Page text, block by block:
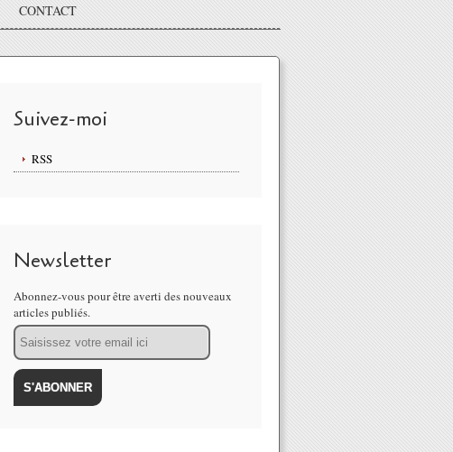
CONTACT
Suivez-moi
RSS
Newsletter
Abonnez-vous pour être averti des nouveaux
articles publiés.
Email